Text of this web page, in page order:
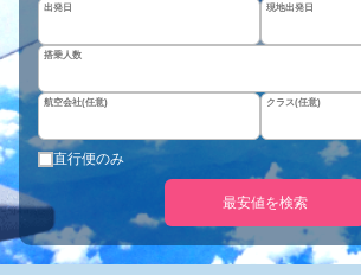
出発日 現地出発日
搭乗人数
航空会社(任意) クラス(任意)
直行便のみ
最安値を検索